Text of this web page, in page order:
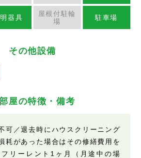
器具
屋根付駐輪
場
駐車場
その他設備
屋の特徴・備考
可／退去時にハウスクリーニング
耗があった場合はその修繕費用を
リーレント1ヶ月（月途中の場